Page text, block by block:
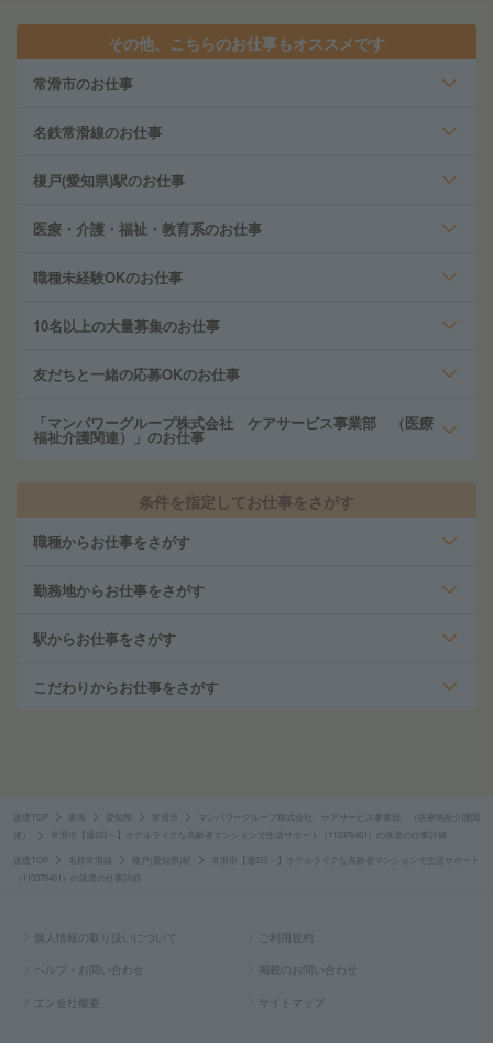
その他、こちらのお仕事もオススメです
常滑市のお仕事
名鉄常滑線のお仕事
榎戸(愛知県)駅のお仕事
医療・介護・福祉・教育系のお仕事
職種未経験OKのお仕事
10名以上の大量募集のお仕事
友だちと一緒の応募OKのお仕事
「マンパワーグループ株式会社 ケアサービス事業部 （医療
福祉介護関連）」のお仕事
条件を指定してお仕事をさがす
職種からお仕事をさがす
勤務地からお仕事をさがす
駅からお仕事をさがす
こだわりからお仕事をさがす
派遣TOP 東海 愛知県 常滑市
マンパワーグループ株式会社 ケアサービス事業部 （医療福祉介護関
常滑市【週2日～】ホテルライクな高齢者マンションで生活サポート（110376461）の派遣の仕事詳細
派遣TOP 名鉄常滑線 榎戸(愛知県)駅
常滑市【週2日～】ホテルライクな高齢者マンションで生活サポート
（110376461）の派遣の仕事詳細
個人情報の取り扱いについて ご利用規約
ヘルプ・お問い合わせ 掲載のお問い合わせ
エン会社概要 サイトマップ